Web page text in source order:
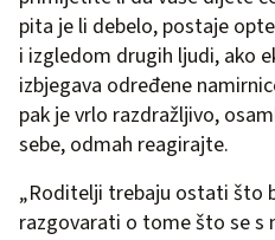
pita je li debelo, postaje
i izgledom drugih ljudi, ako
izbjegava određene
pak je vrlo razdražljivo,
sebe, odmah reagirajte.
„Roditelji trebaju ostati što
razgovarati o tome što se s